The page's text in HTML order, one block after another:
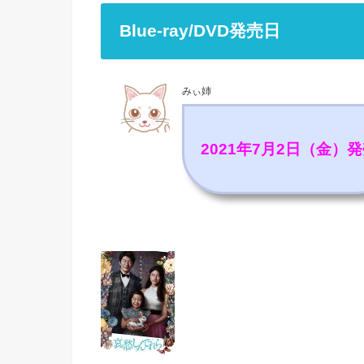
Blue-ray/DVD発売日
みぃ姉
2021年7月2日（金）